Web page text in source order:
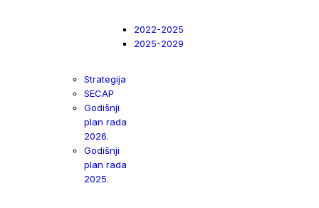
2022-2025
2025-2029
Strategija
SECAP
Godišnji
plan rada
2026.
Godišnji
plan rada
2025.